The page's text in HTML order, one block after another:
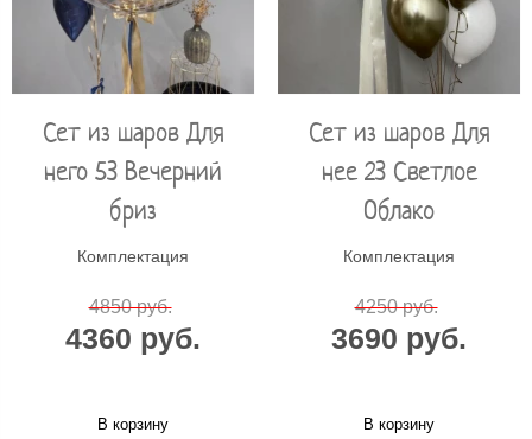
Сет из шаров Для
него 53 Вечерний
бриз
Комплектация
4850 руб.
4360 руб.
В корзину
Сет из шаров Для
нее 23 Светлое
Облако
Комплектация
4250 руб.
3690 руб.
В корзину